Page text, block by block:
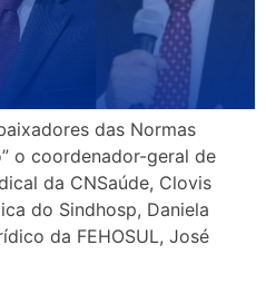
das Normas
o coordenador-geral de
da CNSaúde, Clovis
do Sindhosp, Daniela
da FEHOSUL, José